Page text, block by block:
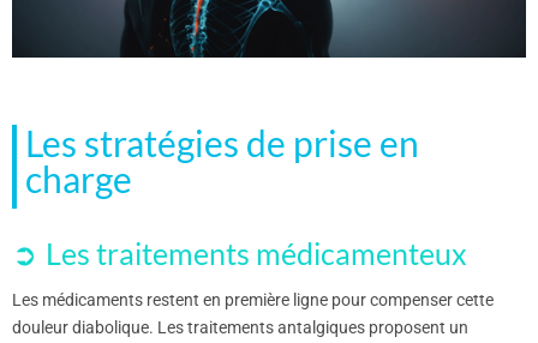
Les stratégies de prise en
charge
Les traitements médicamenteux
Les médicaments restent en première ligne pour compenser cette
douleur diabolique. Les traitements antalgiques proposent un